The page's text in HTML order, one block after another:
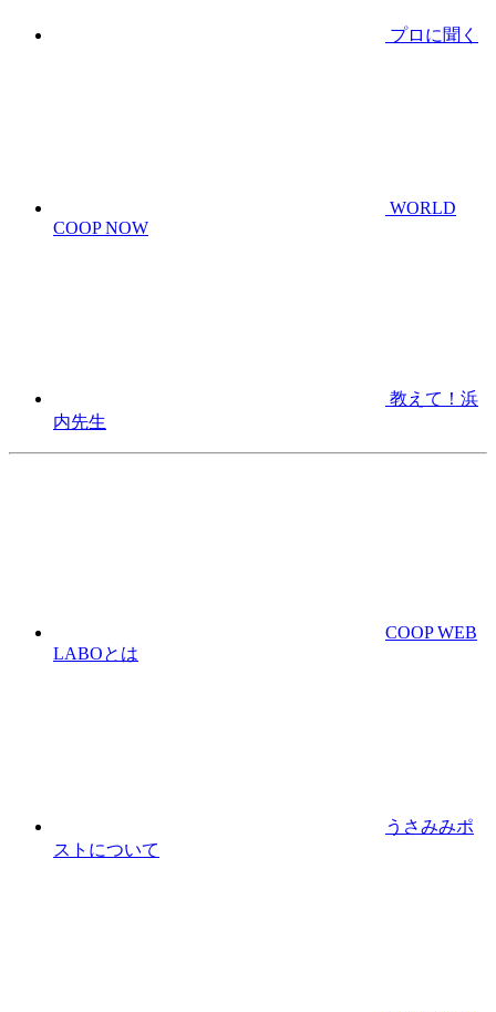
プロに聞く
WORLD
COOP NOW
教えて！浜
内先生
COOP WEB
LABOとは
うさみみポ
ストについて